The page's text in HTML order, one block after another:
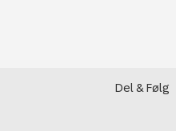
Del & Følg